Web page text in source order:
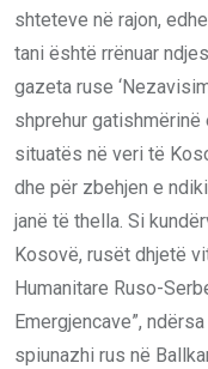
shteteve në rajon,
tani është rrënuar
gazeta ruse
shprehur gatishmërinë
situatës në veri të
dhe për zbehjen e
janë të thella. Si
Kosovë, rusët dhjetë
Humanitare Ruso-
Emergjencave”,
spiunazhi rus në